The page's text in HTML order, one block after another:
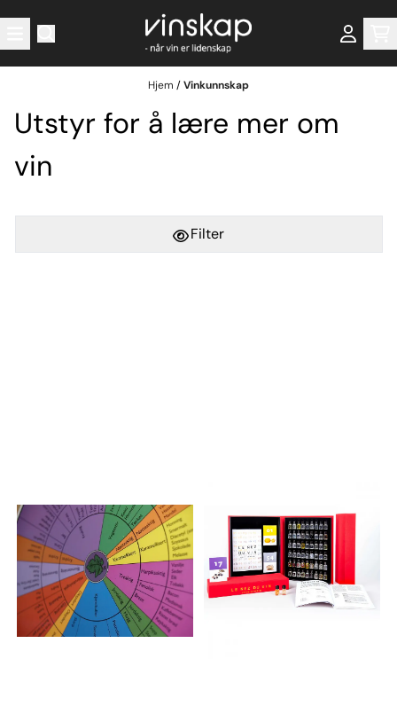
Hopp til innhold
Hjem /Vinkunnskap
Utstyr for å lære mer om
vin
Filter